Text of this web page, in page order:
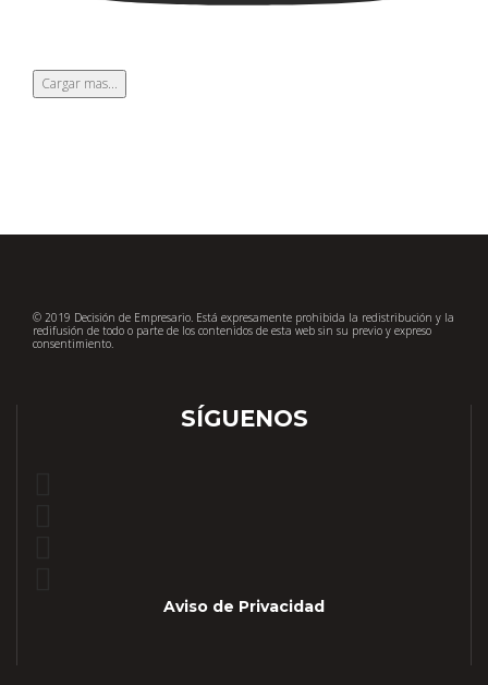
Cargar mas...
© 2019 Decisión de Empresario. Está expresamente prohibida la redistribución y la
redifusión de todo o parte de los contenidos de esta web sin su previo y expreso
consentimiento.
SÍGUENOS
Aviso de Privacidad